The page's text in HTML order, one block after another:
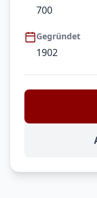
700
Gegründet
1902